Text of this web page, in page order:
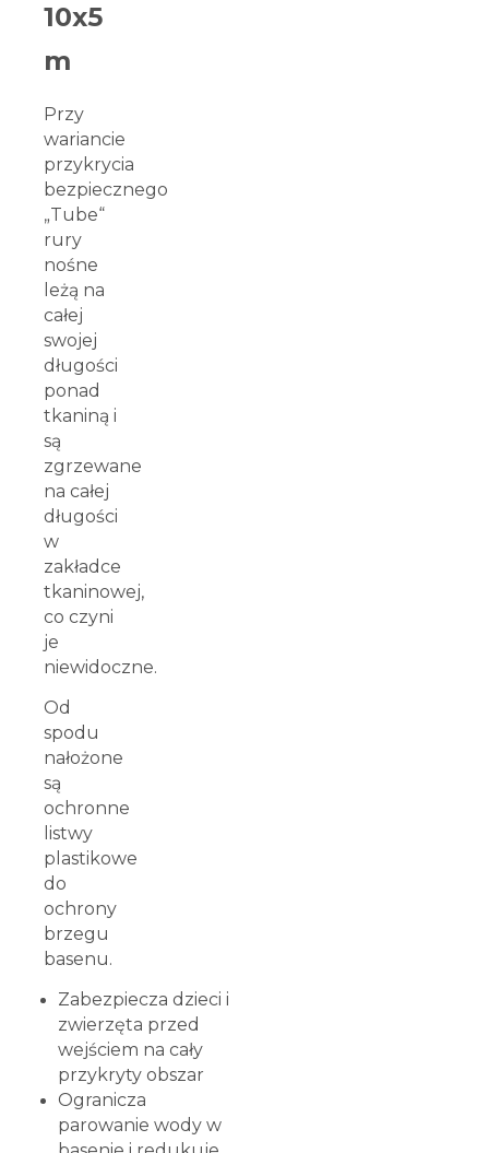
10x5
m
Przy
wariancie
przykrycia
bezpiecznego
„Tube“
rury
nośne
leżą na
całej
swojej
długości
ponad
tkaniną i
są
zgrzewane
na całej
długości
w
zakładce
tkaninowej,
co czyni
je
niewidoczne.
Od
spodu
nałożone
są
ochronne
listwy
plastikowe
do
ochrony
brzegu
basenu.
Zabezpiecza dzieci i
zwierzęta przed
wejściem na cały
przykryty obszar
Ogranicza
parowanie wody w